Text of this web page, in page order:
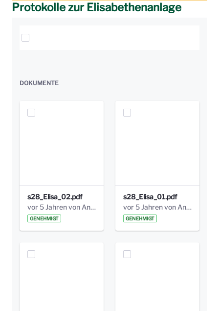
Protokolle zur Elisabethenanlage
Elemente auswählen
DOKUMENTE
s28_Elisa_02.pdf
vor 5 Jahren von Anni Schlumberger
GENEHMIGT
s28_Elisa_01.pdf
vor 5 Jahren von Anni Schlumberger
GENEHMIGT